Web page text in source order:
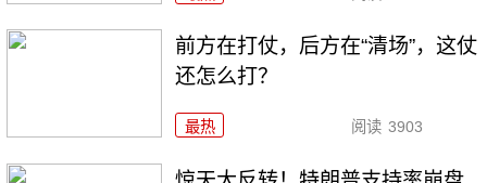
前方在打仗，后方在“清场”，这仗
还怎么打？
最热 阅读 3903